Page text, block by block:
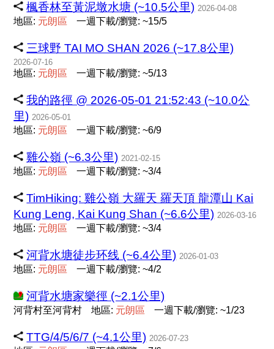
楓香林至黃泥墩水塘 (~10.5公里) 2026-04-08
地區: 元朗 區 一週下載/瀏覽: ~15/5
三球野 TAI MO SHAN 2026 (~17.8公里)
2026-07-16
地區: 元朗 區 一週下載/瀏覽: ~5/13
我的路徑 @ 2026-05-01 21:52:43 (~10.0公
里) 2026-05-01
地區: 元朗 區 一週下載/瀏覽: ~6/9
雞公嶺 (~6.3公里) 2021-02-15
地區: 元朗 區 一週下載/瀏覽: ~3/4
TimHiking: 雞公嶺 大羅天 羅天頂 龍潭山 Kai
Kung Leng, Kai Kung Shan (~6.6公里) 2026-03-16
地區: 元朗 區 一週下載/瀏覽: ~3/4
河背水塘徒步环线 (~6.4公里) 2026-01-03
地區: 元朗 區 一週下載/瀏覽: ~4/2
河背水塘家樂徑 (~2.1公里)
河背村至河背村 地區: 元朗 區 一週下載/瀏覽: ~1/23
TTG/4/5/6/7 (~4.1公里) 2026-07-23